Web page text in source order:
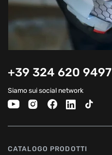
+39 324 620 9497
Siamo sui social network
CATALOGO PRODOTTI